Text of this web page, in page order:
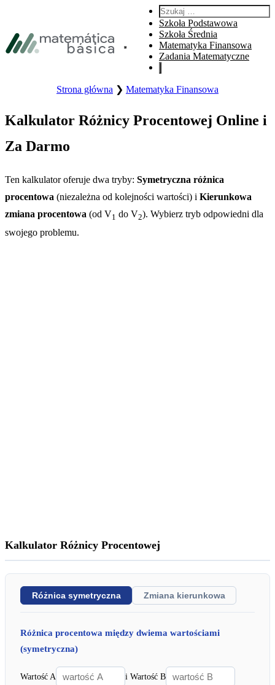
Przejdź do stopki
Otwórz główne menu witryny.
Szukaj:
Szkoła Podstawowa
Szkoła Średnia
Matematyka Finansowa
Zadania Matematyczne
Strona główna ❯ Matematyka Finansowa
Kalkulator Różnicy Procentowej Online i
Za Darmo
Ten kalkulator oferuje dwa tryby: Symetryczna różnica
procentowa (niezależna od kolejności wartości) i Kierunkowa
zmiana procentowa (od V1 do V2). Wybierz tryb odpowiedni dla
swojego problemu.
Kalkulator Różnicy Procentowej
Różnica symetryczna Zmiana kierunkowa
Różnica procentowa między dwiema wartościami
(symetryczna)
Wartość A i Wartość B